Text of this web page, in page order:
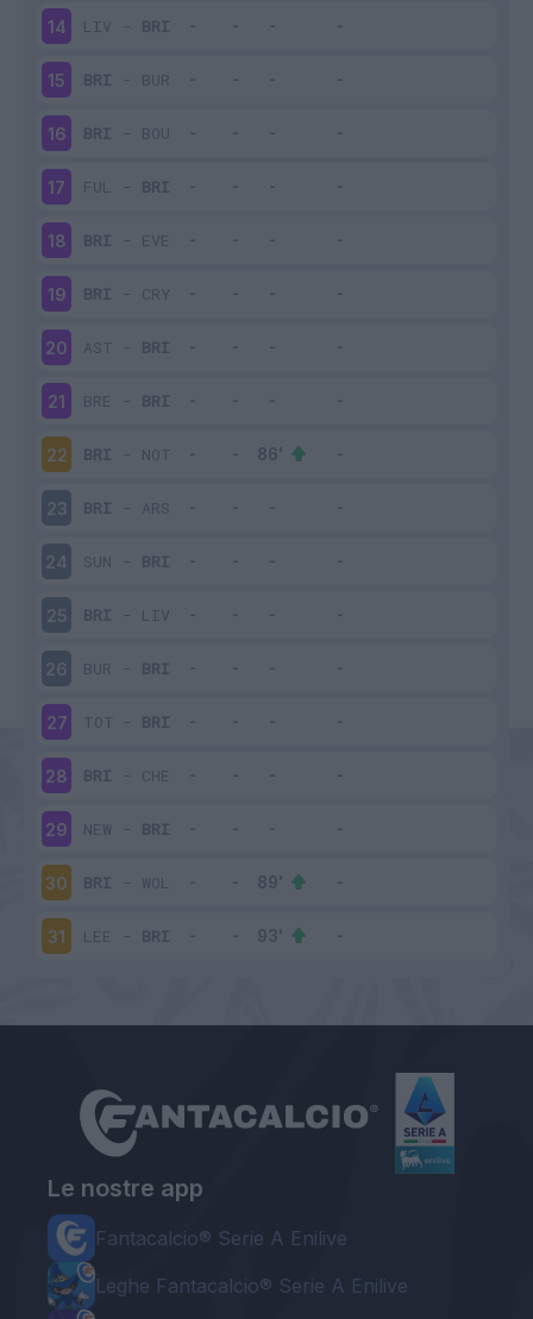
14 LIV - BRI
15 BRI - BUR
16 BRI - BOU
17 FUL - BRI
18 BRI - EVE
19 BRI - CRY
20 AST - BRI
21 BRE - BRI
22 BRI - NOT
23 BRI - ARS
24 SUN - BRI
25 BRI - LIV
26 BUR - BRI
27 TOT - BRI
28 BRI - CHE
29 NEW - BRI
30 BRI - WOL
31 LEE - BRI
Le nostre app
Fantacalcio® Serie A Enilive
Leghe Fantacalcio® Serie A Enilive